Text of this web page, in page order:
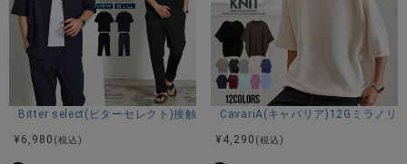
Bitter select(ビターセレクト)接触冷感スーパーストレッチバンドカラー
¥ 6,980 (税込)
CavariA(キャバリア)12Gミラノリ
¥ 4,290 (税込)